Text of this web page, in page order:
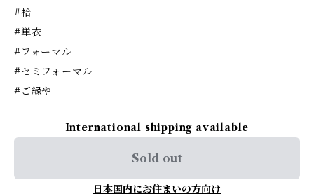
#袷
#単衣
#フォーマル
#セミフォーマル
#ご縁や
International shipping available
Sold out
日本国内にお住まいの方向け